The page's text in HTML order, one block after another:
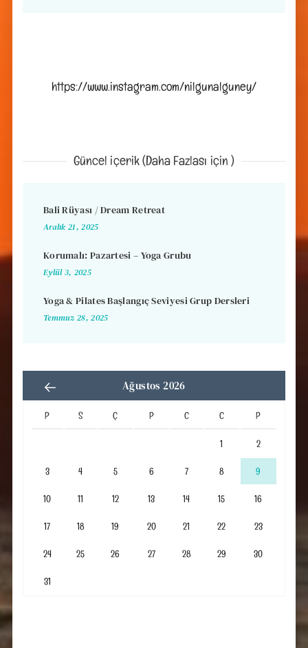
https://www.instagram.com/nilgunalguney/
Güncel içerik (Daha Fazlası için )
Bali Rüyası / Dream Retreat
Aralık 21, 2025
Korumalı: Pazartesi – Yoga Grubu
Eylül 3, 2025
Yoga & Pilates Başlangıç Seviyesi Grup Dersleri
Temmuz 28, 2025
Ağustos 2026
P S Ç P C C P
1 2
3 4 5 6 7 8 9
10 11 12 13 14 15 16
17 18 19 20 21 22 23
24 25 26 27 28 29 30
31